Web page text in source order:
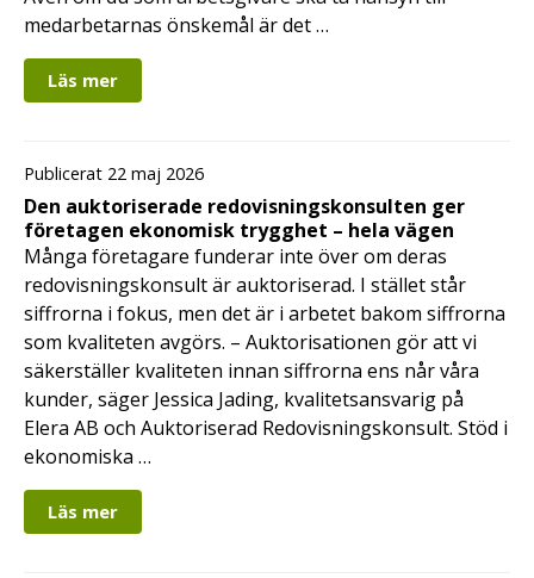
medarbetarnas önskemål är det …
Läs mer
Publicerat 22 maj 2026
Den auktoriserade redovisningskonsulten ger
företagen ekonomisk trygghet – hela vägen
Många företagare funderar inte över om deras
redovisningskonsult är auktoriserad. I stället står
siffrorna i fokus, men det är i arbetet bakom siffrorna
som kvaliteten avgörs. – Auktorisationen gör att vi
säkerställer kvaliteten innan siffrorna ens når våra
kunder, säger Jessica Jading, kvalitetsansvarig på
Elera AB och Auktoriserad Redovisningskonsult. Stöd i
ekonomiska …
Läs mer